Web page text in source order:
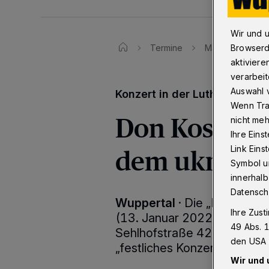
Termine Maxim
Konzert in der Lutherkirche
Don
dem
Wuppertal · Die „Maxim
(13. Januar 2022) um 19
Sehlhofstraße 42) in
„festliches Konzert für die
Wir und
Auswahl
Wenn
nicht
Ihre
Link
Symbol
Ihre
49 Abs.
den USA
Wir und